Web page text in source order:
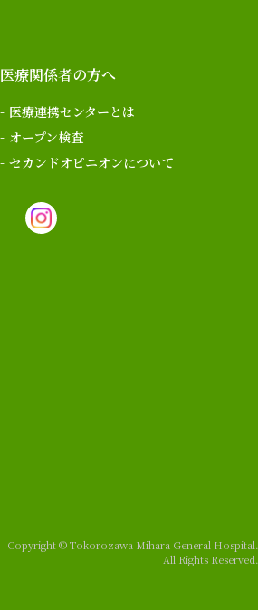
医療関係者の方へ
医療連携センターとは
オープン検査
セカンドオピニオンについて
Copyright © Tokorozawa Mihara General Hospital.
All Rights Reserved.